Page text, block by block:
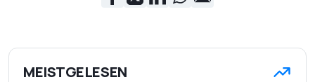
MEISTGELESEN